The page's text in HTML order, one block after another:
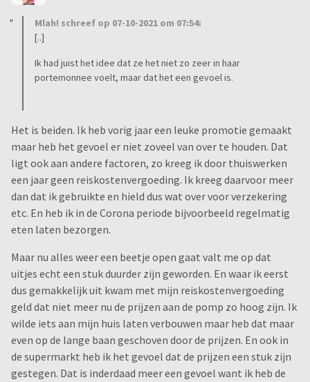
Mlah! schreef op 07-10-2021 om 07:54:
[..]
Ik had juist het idee dat ze het niet zo zeer in haar
portemonnee voelt, maar dat het een gevoel is.
Het is beiden. Ik heb vorig jaar een leuke promotie gemaakt
maar heb het gevoel er niet zoveel van over te houden. Dat
ligt ook aan andere factoren, zo kreeg ik door thuiswerken
een jaar geen reiskostenvergoeding. Ik kreeg daarvoor meer
dan dat ik gebruikte en hield dus wat over voor verzekering
etc. En heb ik in de Corona periode bijvoorbeeld regelmatig
eten laten bezorgen.
Maar nu alles weer een beetje open gaat valt me op dat
uitjes echt een stuk duurder zijn geworden. En waar ik eerst
dus gemakkelijk uit kwam met mijn reiskostenvergoeding
geld dat niet meer nu de prijzen aan de pomp zo hoog zijn. Ik
wilde iets aan mijn huis laten verbouwen maar heb dat maar
even op de lange baan geschoven door de prijzen. En ook in
de supermarkt heb ik het gevoel dat de prijzen een stuk zijn
gestegen. Dat is inderdaad meer een gevoel want ik heb de